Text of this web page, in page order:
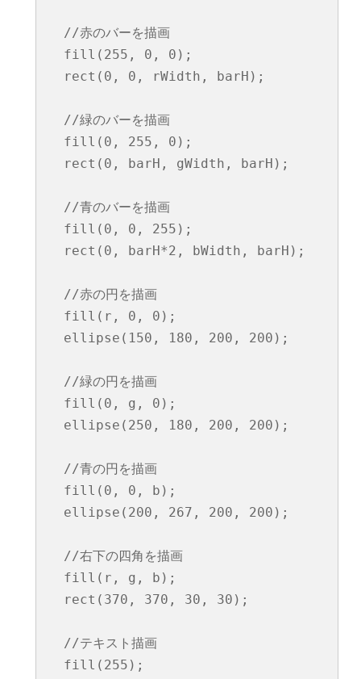
  //赤のバーを描画
  fill(255, 0, 0);
  rect(0, 0, rWidth, barH);
  //緑のバーを描画
  fill(0, 255, 0);
  rect(0, barH, gWidth, barH);
  //青のバーを描画
  fill(0, 0, 255);
  rect(0, barH*2, bWidth, barH);
  //赤の円を描画
  fill(r, 0, 0);
  ellipse(150, 180, 200, 200);
  //緑の円を描画
  fill(0, g, 0);
  ellipse(250, 180, 200, 200);
  //青の円を描画
  fill(0, 0, b);
  ellipse(200, 267, 200, 200);
  //右下の四角を描画
  fill(r, g, b);
  rect(370, 370, 30, 30);
  //テキスト描画
  fill(255);